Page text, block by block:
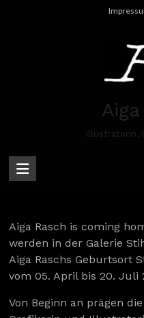
Illustratorin,
Aiga Rasch is coming
werden in der Galerie
Aiga Raschs Geburtsort
vom 05. April bis 20. Juli
Von Beginn an prägen